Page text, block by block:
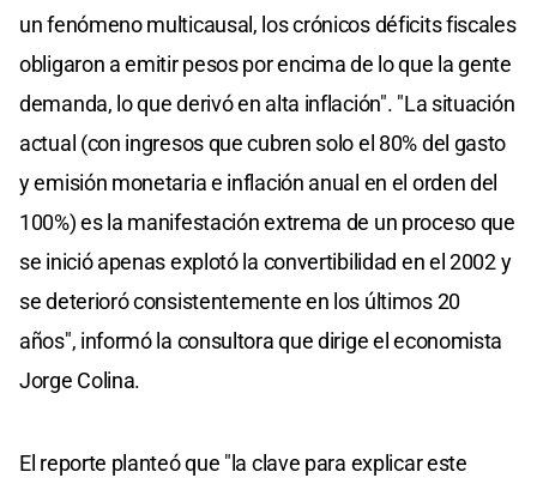
un fenómeno multicausal, los crónicos déficits fiscales
obligaron a emitir pesos por encima de lo que la gente
demanda, lo que derivó en alta inflación". "La situación
actual (con ingresos que cubren solo el 80% del gasto
y emisión monetaria e inflación anual en el orden del
100%) es la manifestación extrema de un proceso que
se inició apenas explotó la convertibilidad en el 2002 y
se deterioró consistentemente en los últimos 20
años", informó la consultora que dirige el economista
Jorge Colina.
El reporte planteó que "la clave para explicar este